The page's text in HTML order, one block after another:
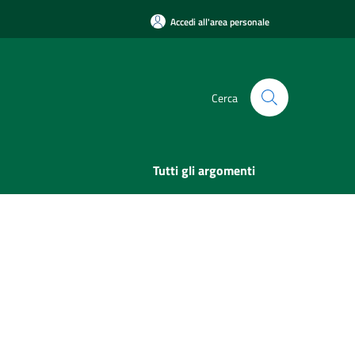
Accedi all'area personale
Cerca
Tutti gli argomenti